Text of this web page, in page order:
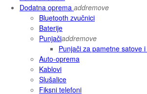
Dodatna oprema addremove
Bluetooth zvučnici
Baterije
Punjačiaddremove
Punjači za pametne satove
Auto-oprema
Kablovi
Slušalice
Fiksni telefoni